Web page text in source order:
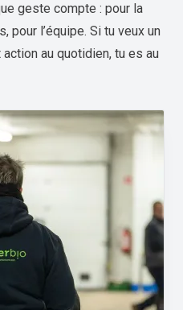
geste compte : pour la
pour l’équipe. Si tu veux un
au quotidien, tu es au